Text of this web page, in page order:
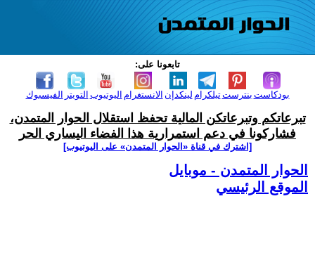
تابعونا على:
الفيسبوك التويتر اليوتيوب الانستغرام لينكدإن تيلكرامبنترست بودكاست
تبرعاتكم وتبرعاتكن المالية تحفظ استقلال الحوار المتمدن،
فشاركونا في دعم استمرارية هذا الفضاء اليساري الحر
[اشترك في قناة ‫«الحوار المتمدن» على اليوتيوب]
الحوار المتمدن - موبايل
الموقع الرئيسي